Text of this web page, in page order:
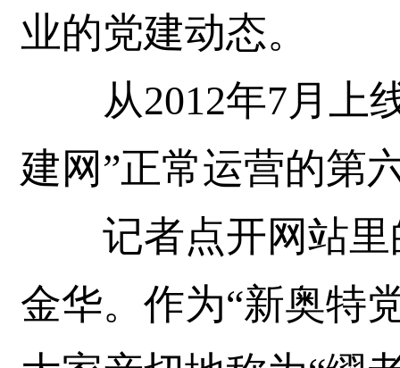
业的党建动态。
从2012年7月上线
建网”正常运营的第
记者点开网站里
金华。作为“新奥特